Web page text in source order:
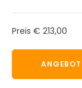
Preis € 213,00